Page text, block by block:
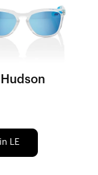
Hudson
LE